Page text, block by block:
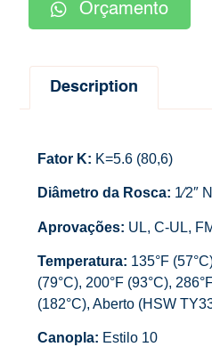
Orçamento
Description
Fator K: K=5.6 (80,6)
Diâmetro da Rosca: 1⁄2″
Aprovações: UL, C-UL,
Temperatura: 135°F
(79°C), 200°F (93°C),
(182°C), Aberto (HSW
Canopla: Estilo 10